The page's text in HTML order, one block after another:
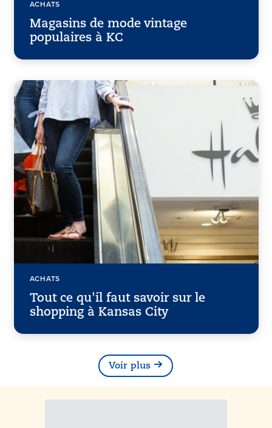
ACHATS
Magasins de mode vintage
populaires à KC
ACHATS
Tout ce qu'il faut savoir sur le
shopping à Kansas City
Voir plus